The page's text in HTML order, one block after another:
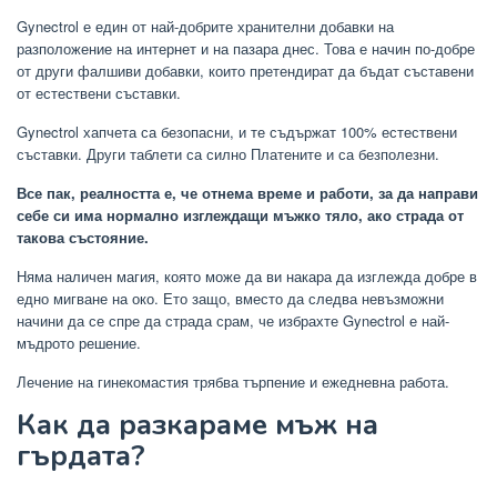
Gynectrol е един от най-добрите хранителни добавки на
разположение на интернет и на пазара днес. Това е начин по-добре
от други фалшиви добавки, които претендират да бъдат съставени
от естествени съставки.
Gynectrol хапчета са безопасни, и те съдържат 100% естествени
съставки. Други таблети са силно Платените и са безполезни.
Все пак, реалността е, че отнема време и работи, за да направи
себе си има нормално изглеждащи мъжко тяло, ако страда от
такова състояние.
Няма наличен магия, която може да ви накара да изглежда добре в
едно мигване на око. Ето защо, вместо да следва невъзможни
начини да се спре да страда срам, че избрахте Gynectrol е най-
мъдрото решение.
Лечение на гинекомастия трябва търпение и ежедневна работа.
Как да разкараме мъж на
гърдата?